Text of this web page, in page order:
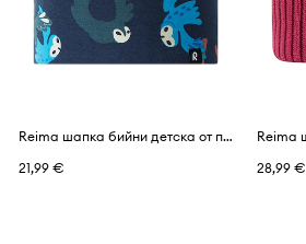
Reima шапка бийни детска от памучна материя Tanssi
21,99 €
28,99 €